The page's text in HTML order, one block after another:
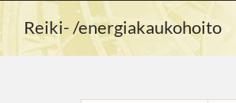
Reiki- /energiakaukohoito